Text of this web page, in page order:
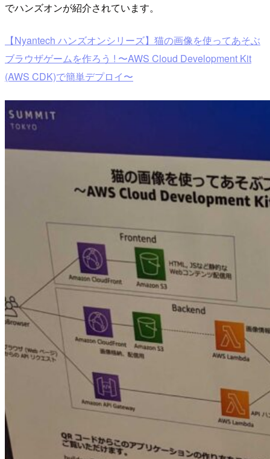
でハンズオンが紹介されています。
【Nyantech ハンズオンシリーズ】猫の画像を使ってあそぶ
ブラウザゲームを作ろう ! 〜AWS Cloud Development Kit
(AWS CDK)で簡単デプロイ〜